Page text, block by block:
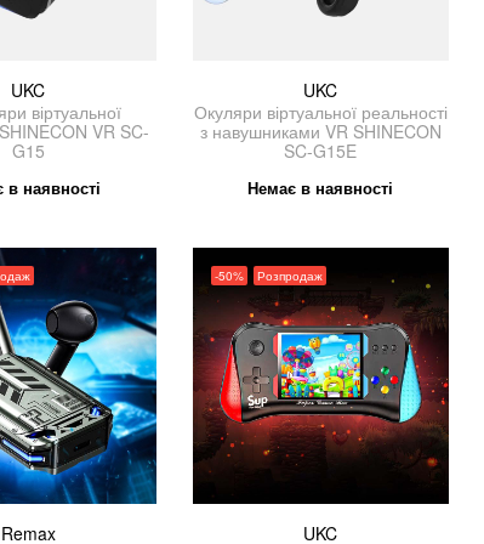
UKC
віртуальної
VR SC-
G15
в наявності
UKC
Окуляри віртуальної реальності
з навушниками VR SHINECON
SC-G15E
Немає в наявності
Remax
-50% Розпродаж
UKC